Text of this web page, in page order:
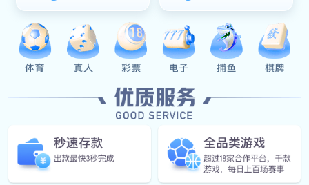
在公园、学校或家庭环境中，教导官琴V都是激发孩子们
音乐热情的理想选择。它不仅是孩子们探索音乐世界的窗
口，也是培养他们艺术修养和审美情趣的宝贵工具。